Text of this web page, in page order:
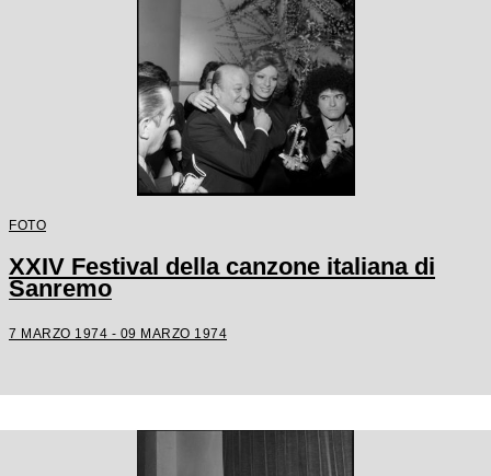
FOTO
XXIV Festival della canzone italiana di
Sanremo
7 MARZO 1974 - 09 MARZO 1974